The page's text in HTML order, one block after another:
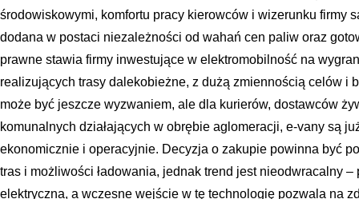
środowiskowymi, komfortu pracy kierowców i wizerunku firmy
dodana w postaci niezależności od wahań cen paliw oraz
prawne stawia firmy inwestujące w elektromobilność na
realizujących trasy dalekobieżne, z dużą zmiennością celów i
może być jeszcze wyzwaniem, ale dla kurierów, dostawców
komunalnych działających w obrębie aglomeracji, e-vany są
ekonomicznie i operacyjnie. Decyzja o zakupie powinna być
tras i możliwości ładowania, jednak trend jest nieodwracalny
elektryczna, a wczesne wejście w tę technologię pozwala na